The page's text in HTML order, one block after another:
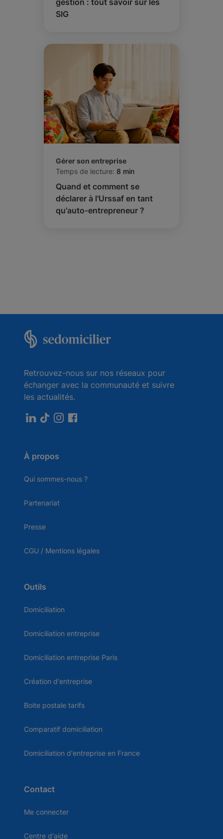
SIG
Gérer son entreprise
Temps de lecture: 8 min
Quand et comment se
déclarer à l'Urssaf en tant
qu'auto-entrepreneur ?
Retrouvez-nous sur nos réseaux pour
échanger avec la communauté et suivre
les actualités.
À propos
Qui sommes-nous ?
Partenariat
Presse
CGU / Mentions légales
Outils
Domiciliation
Domiciliation entreprise
Domiciliation entreprise Paris
Création d'entreprise
Boite postale tarifs
Comparatif domiciliation
Domiciliation d'entreprise en France
Contact
Me connecter
Centre d'aide